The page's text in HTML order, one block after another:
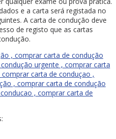
e a carta será registada no
A carta de condução deve
de registo que as cartas
, comprar carta de condução
urgente , comprar carta
carta de conduçao ,
, comprar carta de condução
, comprar carta de